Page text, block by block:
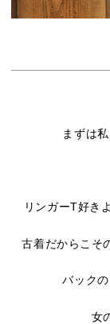
まずは
リンガーT好き
古着だからこそ
バック
女